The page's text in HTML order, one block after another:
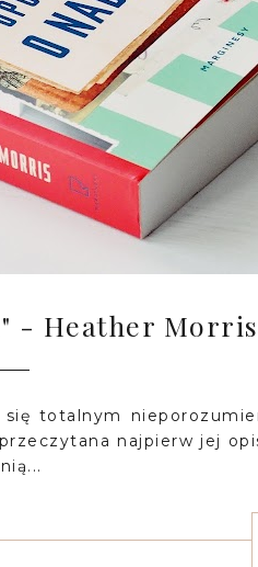
- Heather Morris
totalnym
najpierw jej